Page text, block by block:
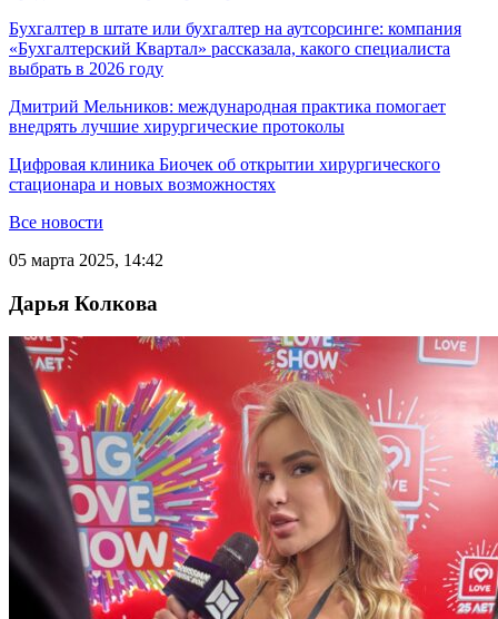
Бухгалтер в штате или бухгалтер на аутсорсинге: компания
«Бухгалтерский Квартал» рассказала, какого специалиста
выбрать в 2026 году
Дмитрий Мельников: международная практика помогает
внедрять лучшие хирургические протоколы
Цифровая клиника Биочек об открытии хирургического
стационара и новых возможностях
Все новости
05 марта 2025, 14:42
Дарья Колкова